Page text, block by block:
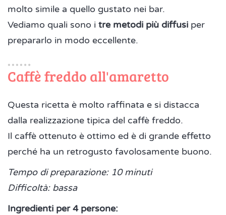
molto simile a quello gustato nei bar.
Vediamo quali sono i tre metodi più diffusi per
prepararlo in modo eccellente.
Caffè freddo all'amaretto
Questa ricetta è molto raffinata e si distacca
dalla realizzazione tipica del caffè freddo.
Il caffè ottenuto è ottimo ed è di grande effetto
perché ha un retrogusto favolosamente buono.
Tempo di preparazione: 10 minuti
Difficoltà: bassa
Ingredienti per 4 persone: